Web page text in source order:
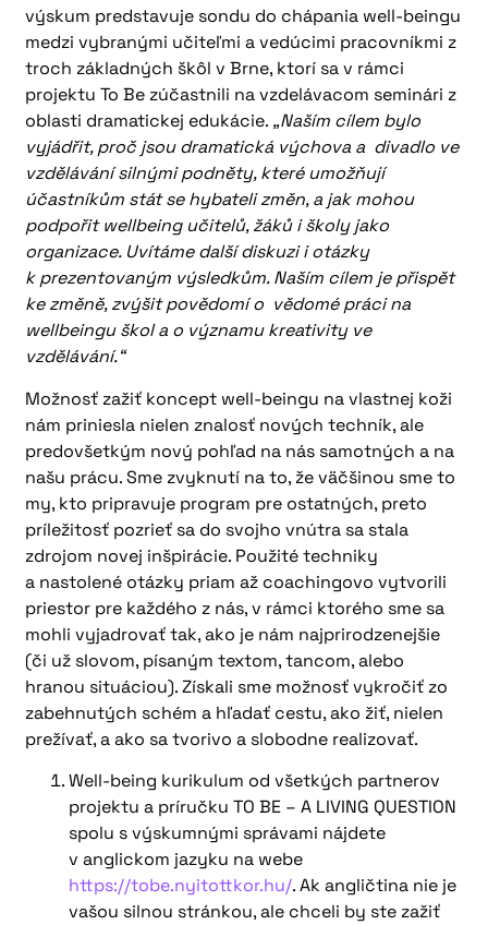
výskum predstavuje sondu do chápania well-beingu
medzi vybranými učiteľmi a vedúcimi pracovníkmi z
troch základných škôl v Brne, ktorí sa v rámci
projektu To Be zúčastnili na vzdelávacom seminári z
oblasti dramatickej edukácie. „Naším cílem bylo
vyjádřit, proč jsou dramatická výchova a divadlo ve
vzdělávání silnými podněty, které umožňují
účastníkům stát se hybateli změn, a jak mohou
podpořit wellbeing učitelů, žáků i školy jako
organizace. Uvítáme další diskuzi i otázky
k prezentovaným výsledkům. Naším cílem je přispět
ke změně, zvýšit povědomí o vědomé práci na
wellbeingu škol a o významu kreativity ve
vzdělávání.“
Možnosť zažiť koncept well-beingu na vlastnej koži
nám priniesla nielen znalosť nových techník, ale
predovšetkým nový pohľad na nás samotných a na
našu prácu. Sme zvyknutí na to, že väčšinou sme to
my, kto pripravuje program pre ostatných, preto
príležitosť pozrieť sa do svojho vnútra sa stala
zdrojom novej inšpirácie. Použité techniky
a nastolené otázky priam až coachingovo vytvorili
priestor pre každého z nás, v rámci ktorého sme sa
mohli vyjadrovať tak, ako je nám najprirodzenejšie
(či už slovom, písaným textom, tancom, alebo
hranou situáciou). Získali sme možnosť vykročiť zo
zabehnutých schém a hľadať cestu, ako žiť, nielen
prežívať, a ako sa tvorivo a slobodne realizovať.
Well-being kurikulum od všetkých partnerov
projektu a príručku TO BE – A LIVING QUESTION
spolu s výskumnými správami nájdete
v anglickom jazyku na webe
https://tobe.nyitottkor.hu/. Ak angličtina nie je
vašou silnou stránkou, ale chceli by ste zažiť